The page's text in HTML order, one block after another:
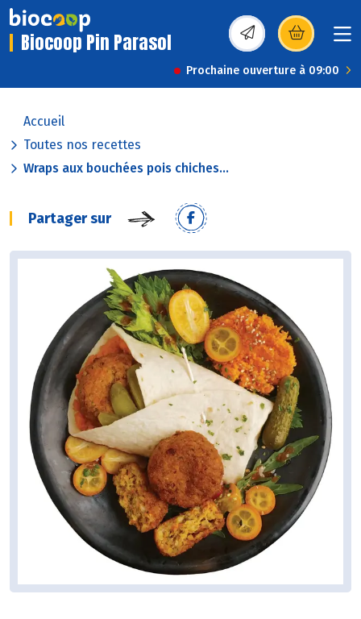
Biocoop Pin Parasol (s’ouvre dans une
Prochaine ouverture à 09:00
Accueil
Toutes nos recettes
Wraps aux bouchées pois chiches...
Partager sur